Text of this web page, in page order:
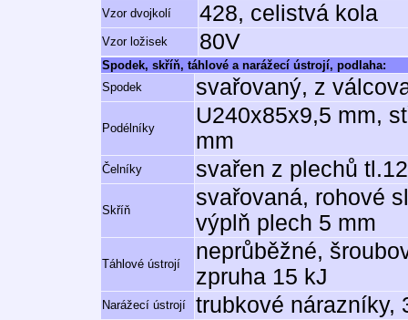
Vzor dvojkolí 428, celistvá kola
Vzor ložisek 80V
Spodek, skříň, táhlové a narážecí ústrojí, podlaha:
Spodek
svařovaný, z
Podélníky
U240x85x9,5 mm,
mm
Čelníky svařen z plechů
Skříň
svařovaná, rohové
výplň plech 5 mm
Táhlové ústrojí
neprůběžné,
zpruha 15 kJ
Narážecí ústrojí trubkové nárazníky,